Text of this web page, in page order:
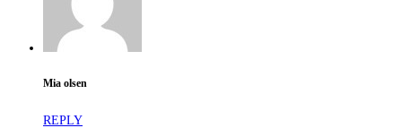
Mia olsen
REPLY